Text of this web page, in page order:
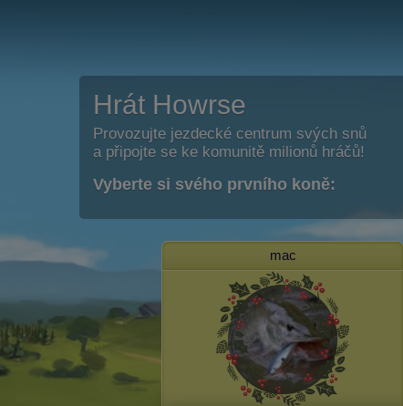
Hrát Howrse
Provozujte jezdecké centrum svých snů
a připojte se ke komunitě milionů hráčů!
Vyberte si svého prvního koně:
mac